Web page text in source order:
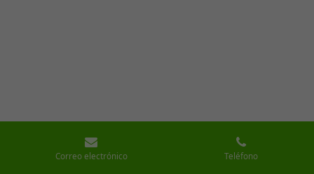
Correo electrónico Teléfono